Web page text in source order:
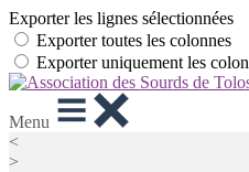
Exporter les lignes sélectionnées
Exporter toutes les colonnes
Exporter uniquement les
Menu
<
>